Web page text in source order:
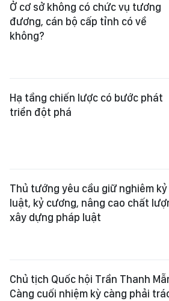
Ở cơ sở không có chức vụ tương
đương, cán bộ cấp tỉnh có về
không?
Hạ tầng chiến lược có bước phát
triển đột phá
Thủ tướng yêu cầu giữ nghiêm kỷ
luật, kỷ cương, nâng cao chất
xây dựng pháp luật
Chủ tịch Quốc hội Trần Thanh
Càng cuối nhiệm kỳ càng phải